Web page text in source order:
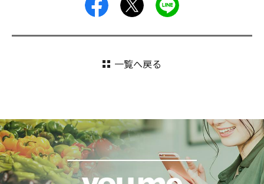
facebook
一覧へ戻る